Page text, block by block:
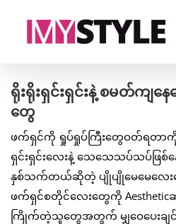
ရိုးရိုးရှင်းရှင်းနဲ့ စမတ်ကျန
တွေ
ဖက်ရှင်ကို ရှုပ်ရှုပ်ကြီးတွေဝတ်ရတ
ရှင်းရှင်းလေးနဲ့ သေသေသပ်သပ်ဖြစ်
နှစ်သက်တယ်ဆိုတဲ့ ပျိုပျိုမေမေလ
ဖက်ရှင်စတိုင်လေးတွေကို
ကြိုက်တဲ့သူတွေအတွက် မျှဝေပေးချ